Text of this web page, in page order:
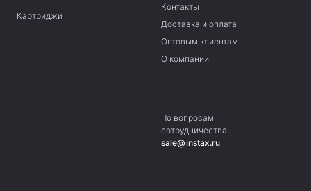
Картриджи
Контакты
Доставка и оплата
Оптовым клиентам
О компании
По вопросам
сотрудничества
sale@instax.ru